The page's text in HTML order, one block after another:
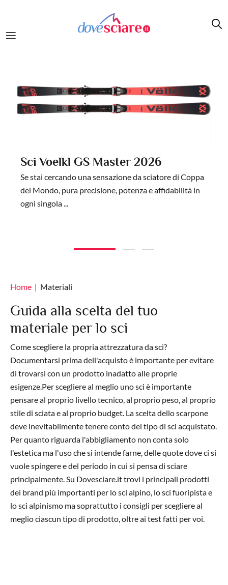
Sci FISCHER RC4 Noize LT Pro
2025/2026
&nbsp;Lo sci Fischer RC4 Noize LT è modello specifico
per lo slalom gigante che stabilisce nuovi standard. La
Home Materiali
Guida alla scelta del tuo
materiale per lo sci
Come scegliere la propria attrezzatura da sci?
Documentarsi prima dell'acquisto è importante per evitare
di trovarsi con un prodotto inadatto alle proprie
esigenze.Per scegliere al meglio uno sci è importante
pensare al proprio livello tecnico, al proprio peso, al proprio
stile di sciata e al proprio budget. La scelta dello scarpone
deve inevitabilmente tenere conto del tipo di sci acquistato.
Per quanto riguarda l'abbigliamento non conta solo
l'estetica ma l'uso che si intende farne, delle quote dove ci si
vuole spingere e del periodo in cui si pensa di sciare
principalmente. Su Dovesciare.it trovi i principali prodotti
dei brand più importanti per lo sci alpino, lo sci fuoripista e
lo sci alpinismo ma soprattutto i consigli per scegliere al
meglio ciascun tipo di prodotto, oltre ai test fatti per voi.